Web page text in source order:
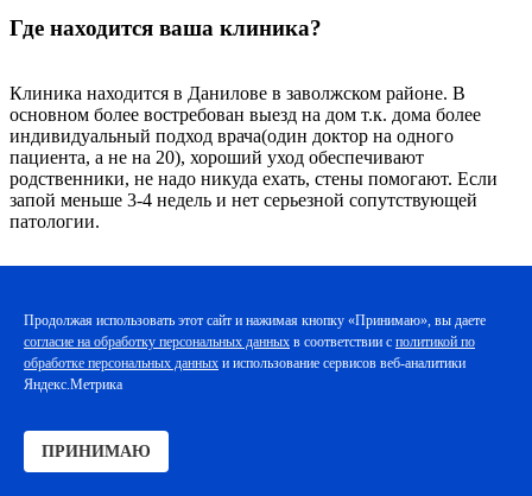
Где находится ваша клиника?
Клиника находится в Данилове в заволжском районе. В
основном более востребован выезд на дом т.к. дома более
индивидуальный подход врача(один доктор на одного
пациента, а не на 20), хороший уход обеспечивают
родственники, не надо никуда ехать, стены помогают. Если
запой меньше 3-4 недель и нет серьезной сопутствующей
патологии.
Услуги стоят от 2500 тысяч. Зависит от длительности запоя,
применяемых лекарств, удаленности пациента.
Поможет ли одна процедура?
Продолжая использовать этот сайт и нажимая кнопку «Принимаю», вы даете
согласие на обработку персональных данных в соответствии с политикой по
обработке персональных данных и использование сервисов веб-аналитики
Яндекс.Метрика
ПРИНИМАЮ